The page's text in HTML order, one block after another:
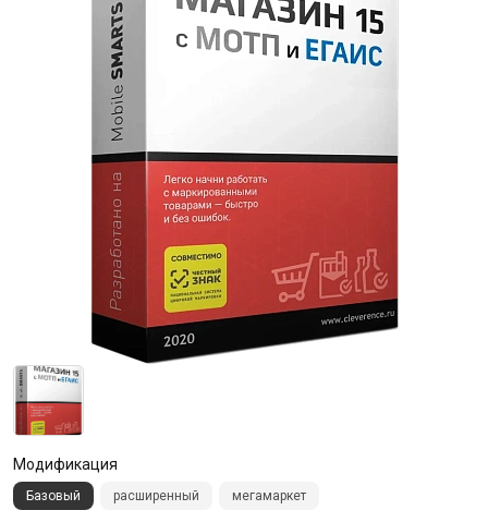
Модификация
Базовый расширенный мегамаркет